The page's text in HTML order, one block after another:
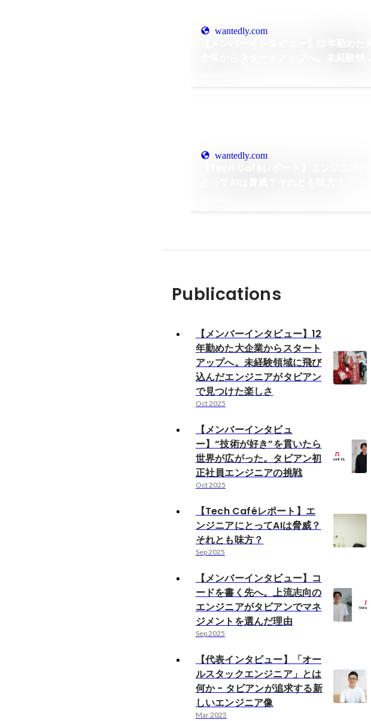
wantedly.com
wantedly.com
Publications
【メンバーインタビュー】12
年勤めた大企業からスタート
アップへ。未経験領域に飛び
込んだエンジニアがタビアン
で見つけた楽しさ
Oct 2025
【メンバーインタビュ
ー】“技術が好き”を貫いたら
世界が広がった。タビアン初
正社員エンジニアの挑戦
Oct 2025
【Tech Caféレポート】エ
ンジニアにとってAIは脅威？
それとも味方？
Sep 2025
【メンバーインタビュー】コ
ードを書く先へ。上流志向の
エンジニアがタビアンでマネ
ジメントを選んだ理由
Sep 2025
【代表インタビュー】「オー
ルスタックエンジニア」とは
何か - タビアンが追求する新
しいエンジニア像
Mar 2025